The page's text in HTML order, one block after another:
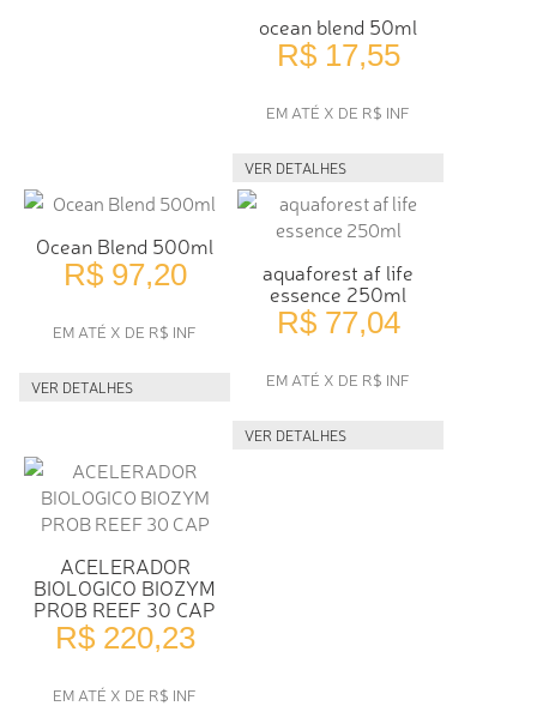
ocean blend 50ml
R$ 17,55
EM ATÉ X DE R$ INF
VER DETALHES
Ocean Blend 500ml
R$ 97,20
EM ATÉ X DE R$ INF
VER DETALHES
aquaforest af life
essence 250ml
R$ 77,04
EM ATÉ X DE R$ INF
VER DETALHES
ACELERADOR
BIOLOGICO BIOZYM
PROB REEF 30 CAP
R$ 220,23
EM ATÉ X DE R$ INF